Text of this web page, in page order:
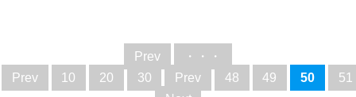
Prev
・・・
Prev
10 20 30 Prev 48 49 50
51